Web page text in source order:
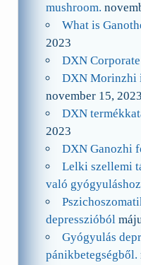
mushroom.
What is
2023
DXN Corporate
DXN Morinzhi
november 15, 2023
DXN
2023
DXN Ganozhi
Lelki szellemi
való
depresszióból
Gyógyulás
pánikbetegségből.